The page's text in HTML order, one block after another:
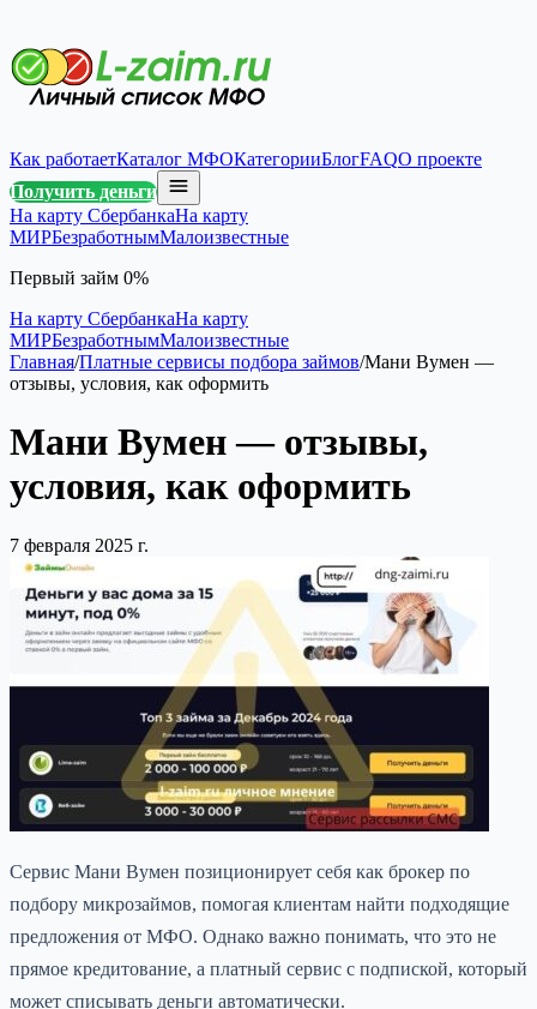
Как работаетКаталог МФОКатегорииБлогFAQО проекте
Получить деньги
На карту СбербанкаНа карту
МИРБезработнымМалоизвестные
Первый займ 0%
На карту СбербанкаНа карту
МИРБезработнымМалоизвестные
Главная/Платные сервисы подбора займов/Мани Вумен —
отзывы, условия, как оформить
Мани Вумен — отзывы,
условия, как оформить
7 февраля 2025 г.
Сервис Мани Вумен позиционирует себя как брокер по
подбору микрозаймов, помогая клиентам найти подходящие
предложения от МФО. Однако важно понимать, что это не
прямое кредитование, а платный сервис с подпиской, который
может списывать деньги автоматически.